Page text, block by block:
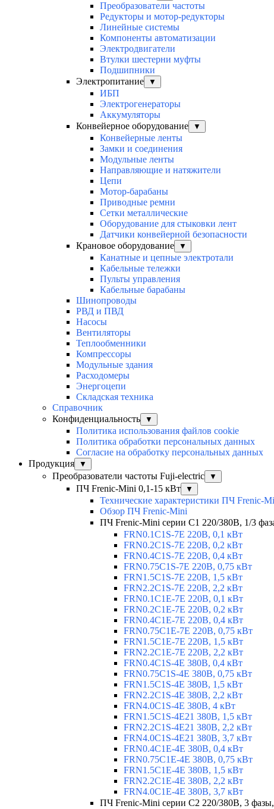
Преобразователи частоты
Редукторы и мотор-редукторы
Линейные системы
Компоненты автоматизации
Электродвигатели
Втулки шестерни муфты
Подшипники
Электропитание
▼
ИБП
Электрогенераторы
Аккумуляторы
Конвейерное оборудование
▼
Конвейерные ленты
Замки и соединения
Модульные ленты
Направляющие и натяжители
Цепи
Мотор-барабаны
Приводные ремни
Сетки металлические
Оборудование для стыковки лент
Датчики конвейерной безопасности
Крановое оборудование
▼
Канатные и цепные электротали
Кабельные тележки
Пульты управления
Кабельные барабаны
Шинопроводы
РВД и ПВД
Насосы
Вентиляторы
Теплообменники
Компрессоры
Модульные здания
Расходомеры
Энергоцепи
Складская техника
Справочник
Конфиденциальность
▼
Политика использования файлов cookie
Политика обработки персональных данных
Согласие на обработку персональных данных
Продукция
▼
Преобразователи частоты Fuji-electric ▼
ПЧ Frenic-Mini 0,1-15 кВт ▼
Технические характеристики ПЧ Frenic-
Обзор ПЧ Frenic-Mini
ПЧ Frenic-Mini серии C1 220/380В, 1/3
FRN0.1C1S-7E 220В, 0,1 кВт
FRN0.2C1S-7E 220В, 0,2 кВт
FRN0.4C1S-7E 220В, 0,4 кВт
FRN0.75C1S-7E 220В, 0,75 кВт
FRN1.5C1S-7E 220В, 1,5 кВт
FRN2.2C1S-7E 220В, 2,2 кВт
FRN0.1C1E-7E 220В, 0,1 кВт
FRN0.2C1E-7E 220В, 0,2 кВт
FRN0.4C1E-7E 220В, 0,4 кВт
FRN0.75C1E-7E 220В, 0,75 кВт
FRN1.5C1E-7E 220В, 1,5 кВт
FRN2.2C1E-7E 220В, 2,2 кВт
FRN0.4C1S-4E 380В, 0,4 кВт
FRN0.75C1S-4E 380В, 0,75 кВт
FRN1.5C1S-4E 380В, 1,5 кВт
FRN2.2C1S-4E 380В, 2,2 кВт
FRN4.0C1S-4E 380В, 4 кВт
FRN1.5C1S-4E21 380В, 1,5 кВт
FRN2.2C1S-4E21 380В, 2,2 кВт
FRN4.0C1S-4E21 380В, 3,7 кВт
FRN0.4C1E-4E 380В, 0,4 кВт
FRN0.75C1E-4E 380В, 0,75 кВт
FRN1.5C1E-4E 380В, 1,5 кВт
FRN2.2C1E-4E 380В, 2,2 кВт
FRN4.0C1E-4E 380В, 3,7 кВт
ПЧ Frenic-Mini серии С2 220/380В, 3